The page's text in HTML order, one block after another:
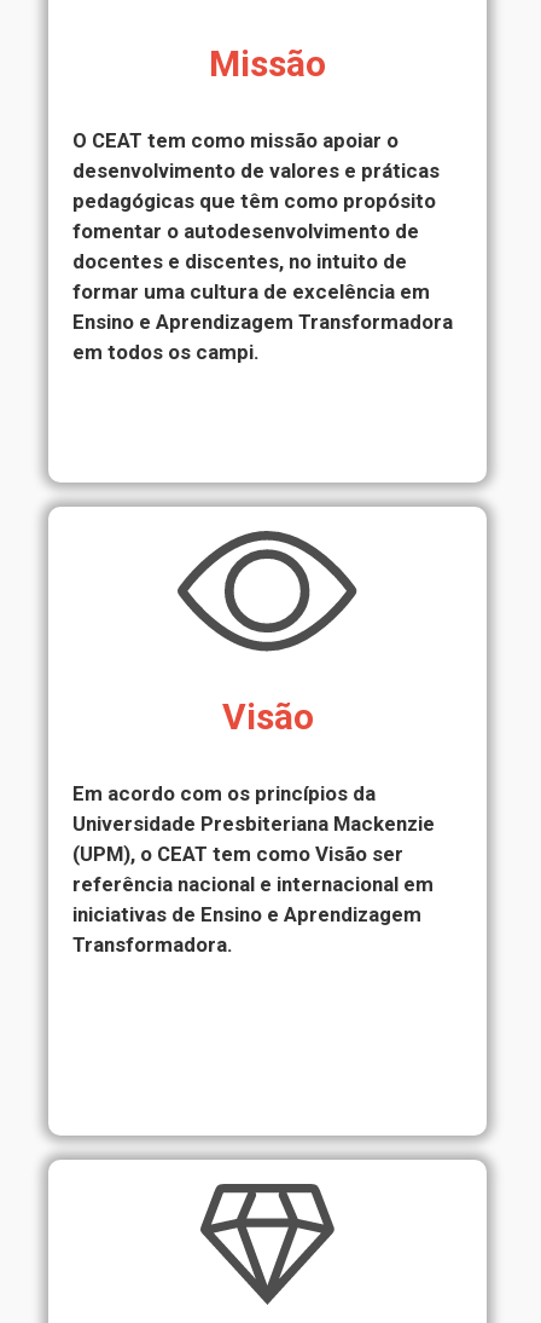
Missão
O CEAT tem como missão apoiar o
desenvolvimento de valores e práticas
pedagógicas que têm como propósito
fomentar o autodesenvolvimento de
docentes e discentes, no intuito de
formar uma cultura de excelência em
Ensino e Aprendizagem Transformadora
em todos os campi.
Visão
Em acordo com os princípios da
Universidade Presbiteriana Mackenzie
(UPM), o CEAT tem como Visão ser
referência nacional e internacional em
iniciativas de Ensino e Aprendizagem
Transformadora.